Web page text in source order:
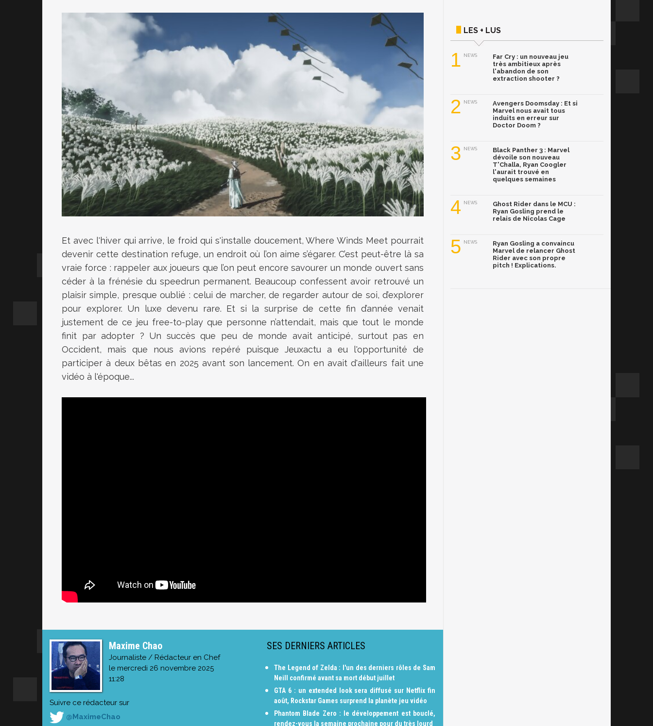
Et avec l'hiver qui arrive, le froid qui s'installe doucement, Where Winds Meet pourrait
devenir cette destination refuge, un endroit où l’on aime s’égarer. C’est peut-être là sa
vraie force : rappeler aux joueurs que l’on peut encore savourer un monde ouvert sans
céder à la frénésie du speedrun permanent. Beaucoup confessent avoir retrouvé un
plaisir simple, presque oublié : celui de marcher, de regarder autour de soi, d’explorer
pour explorer. Un luxe devenu rare. Et si la surprise de cette fin d’année venait
justement de ce jeu free-to-play que personne n’attendait, mais que tout le monde
finit par adopter ? Un succès que peu de monde avait anticipé, surtout pas en
Occident, mais que nous avions repéré puisque Jeuxactu a eu l'opportunité de
participer à deux bêtas en 2025 avant son lancement. On en avait d'ailleurs fait une
vidéo à l'époque...
Maxime Chao
Journaliste / Rédacteur en Chef
le mercredi 26 novembre 2025
11:28
Suivre ce rédacteur sur
@MaximeChao
SES DERNIERS ARTICLES
The Legend of Zelda : l'un des derniers rôles de Sam
Neill confirmé avant sa mort début juillet
GTA 6 : un extended look sera diffusé sur Netflix fin
août, Rockstar Games surprend la planète jeu vidéo
Phantom Blade Zero : le développement est bouclé,
rendez-vous la semaine prochaine pour du très lourd
LES + LUS
1 NEWS
Far Cry : un nouveau jeu
très ambitieux après
l'abandon de son
extraction shooter ?
2 NEWS
Avengers Doomsday : Et si
Marvel nous avait tous
induits en erreur sur
Doctor Doom ?
3 NEWS
Black Panther 3 : Marvel
dévoile son nouveau
T'Challa, Ryan Coogler
l'aurait trouvé en
quelques semaines
4 NEWS
Ghost Rider dans le MCU :
Ryan Gosling prend le
relais de Nicolas Cage
5 NEWS
Ryan Gosling a convaincu
Marvel de relancer Ghost
Rider avec son propre
pitch ! Explications.